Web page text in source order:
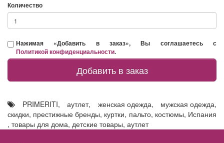
Количество
Нажимая «Добавить в заказ», Вы соглашаетесь с
Политикой конфиденциальности.
Добавить в заказ
PRIMERITI, аутлет, женская одежда, мужская одежда,
скидки, престижные бренды, куртки, пальто, костюмы, Испания
, товары для дома, детские товары, аутлет